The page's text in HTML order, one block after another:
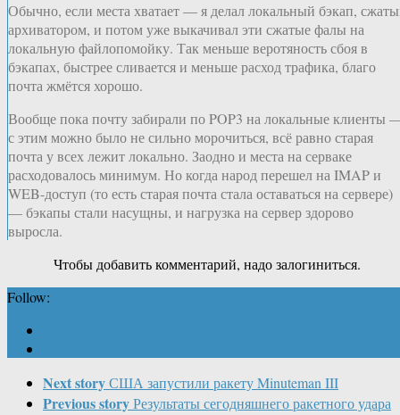
Обычно, если места хватает — я делал локальный бэкап,
архиватором, и потом уже выкачивал эти сжатые фалы на
локальную файлопомойку. Так меньше веротяность сбоя в
бэкапах, быстрее сливается и меньше расход трафика, благо
почта жмётся хорошо.
Вообще пока почту забирали по POP3 на локальные клиенты
с этим можно было не сильно морочиться, всё равно старая
почта у всех лежит локально. Заодно и места на серваке
расходовалось минимум. Но когда народ перешел на IMAP и
WEB-доступ (то есть старая почта стала оставаться на сервере)
— бэкапы стали насущны, и нагрузка на сервер здорово
выросла.
Чтобы добавить комментарий, надо залогиниться.
Follow:
Next storyСША запустили ракету Minuteman III
Previous storyРезультаты сегодняшнего ракетного удара